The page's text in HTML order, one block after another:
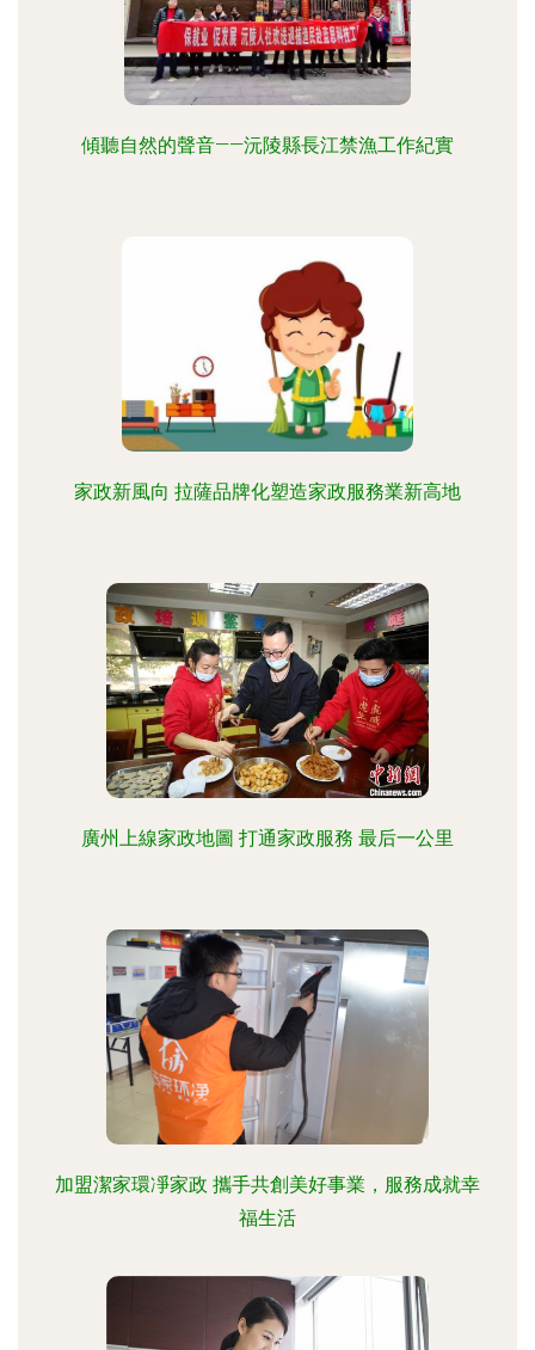
傾聽自然的聲音——沅陵縣長江禁漁工作紀實
家政新風向 拉薩品牌化塑造家政服務業新高地
廣州上線家政地圖 打通家政服務 最后一公里
加盟潔家環凈家政 攜手共創美好事業，服務成就幸
福生活